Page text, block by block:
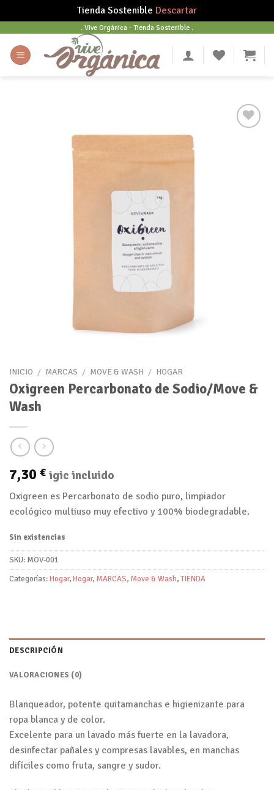
Tienda Sostenible Descartar
content
. Vive Orgánica - Tienda Sostenible .
INICIO / MARCAS / MOVE & WASH / HOGAR
Oxigreen Percarbonato de Sodio/Move &
Wash
7,30 € igic incluido
Oxigreen es Percarbonato de sodio puro, limpiador
ecológico multiuso muy efectivo y 100% biodegradable.
Sin existencias
SKU: MOV-001
Categorías:Hogar,Hogar, MARCAS, Move & Wash,TIENDA
DESCRIPCIÓN
VALORACIONES (0)
Blanqueador, potente quitamanchas e higienizante para
ropa blanca y de color.
Excelente para un lavado más fuerte en la lavadora,
desinfectar pañales y compresas lavables, en manchas
difíciles como fruta, sangre y sudor.